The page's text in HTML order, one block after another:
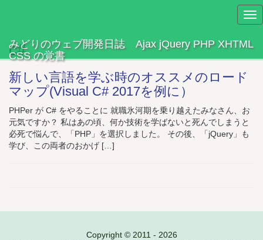
みどりのウェブ開発日誌 Ajax jQuery PHP XHTML
CSS の覚書
c#
新しい言語を学ぶ時のオススメのロード
マップ(Visual C# 2017を例に）
PHPer が C# をやることに 就職氷河期を乗り越えたみなさん、お
元気ですか？ 私はあの頃、何か技術を学ばないと死んでしまうと
必死で悩んで、「PHP」を選択しました。 その後、「jQuery」も
学び、この両者のおかげ […]
Copyright © 2011 - 2026